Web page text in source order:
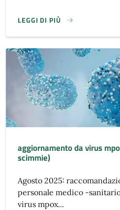
LEGGI DI PIÙ
aggiornamento da virus
scimmie)
Agosto 2025:
personale medico -
virus mpox...